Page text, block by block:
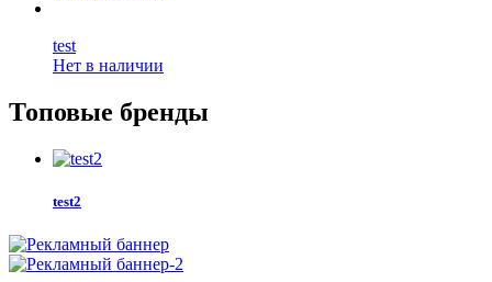
test
Нет в наличии
Топовые бренды
test2